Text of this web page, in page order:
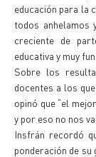
educación para la
todos anhelamos
creciente de
educativa y muy
Sobre los
docentes a los
opinó que “el
y por eso no nos
Insfrán recordó
ponderación de